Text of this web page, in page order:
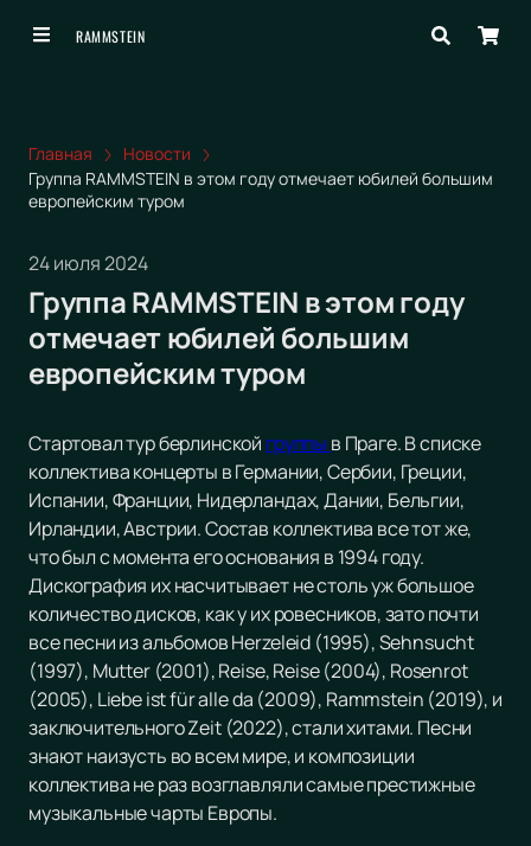
RAMMSTEIN
Главная
Новости
Группа RAMMSTEIN в этом году отмечает юбилей большим
европейским туром
24 июля 2024
Группа RAMMSTEIN в этом году
отмечает юбилей большим
европейским туром
Стартовал тур берлинской группы в Праге. В списке
коллектива концерты в Германии, Сербии, Греции,
Испании, Франции, Нидерландах, Дании, Бельгии,
Ирландии, Австрии. Состав коллектива все тот же,
что был с момента его основания в 1994 году.
Дискография их насчитывает не столь уж большое
количество дисков, как у их ровесников, зато почти
все песни из альбомов Herzeleid (1995), Sehnsucht
(1997), Mutter (2001), Reise, Reise (2004), Rosenrot
(2005), Liebe ist für alle da (2009), Rammstein (2019), и
заключительного Zeit (2022), стали хитами. Песни
знают наизусть во всем мире, и композиции
коллектива не раз возглавляли самые престижные
музыкальные чарты Европы.